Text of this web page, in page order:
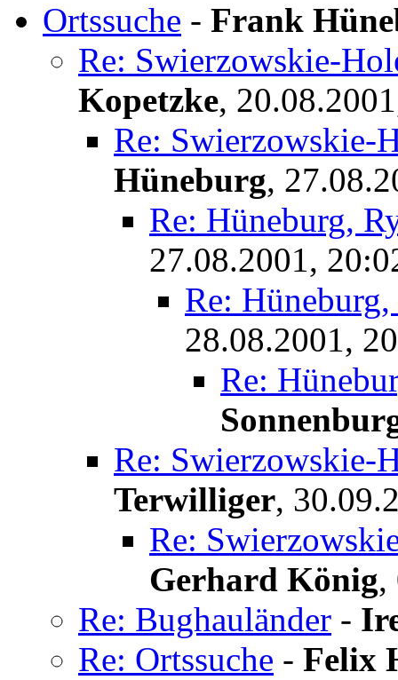
Ortssuche - Frank
Re: Swierzowskie-
Kopetzke,
Re: Swierzowskie-
Hüneburg,
Re: Hüneburg,
27.08.2001,
Re:
28.08.2001,
Re:
Re: Swierzowskie-
Terwilliger,
Re:
Gerhard König,
Re: Bughauländer -
Re: Ortssuche - Felix